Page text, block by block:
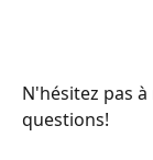
N'hésitez pas
questions!